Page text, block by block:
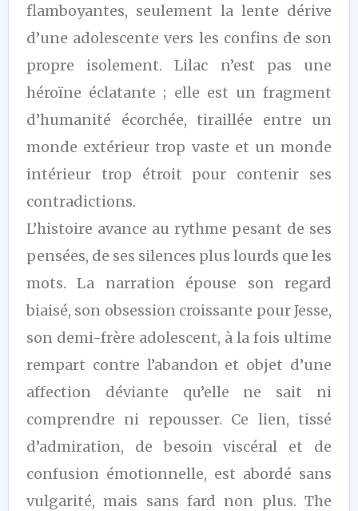
flamboyantes, seulement la lente dérive
d’une adolescente vers les confins de son
propre isolement. Lilac n’est pas une
héroïne éclatante ; elle est un fragment
d’humanité écorchée, tiraillée entre un
monde extérieur trop vaste et un monde
intérieur trop étroit pour contenir ses
contradictions.
L’histoire avance au rythme pesant de ses
pensées, de ses silences plus lourds que les
mots. La narration épouse son regard
biaisé, son obsession croissante pour Jesse,
son demi-frère adolescent, à la fois ultime
rempart contre l’abandon et objet d’une
affection déviante qu’elle ne sait ni
comprendre ni repousser. Ce lien, tissé
d’admiration, de besoin viscéral et de
confusion émotionnelle, est abordé sans
vulgarité, mais sans fard non plus. The